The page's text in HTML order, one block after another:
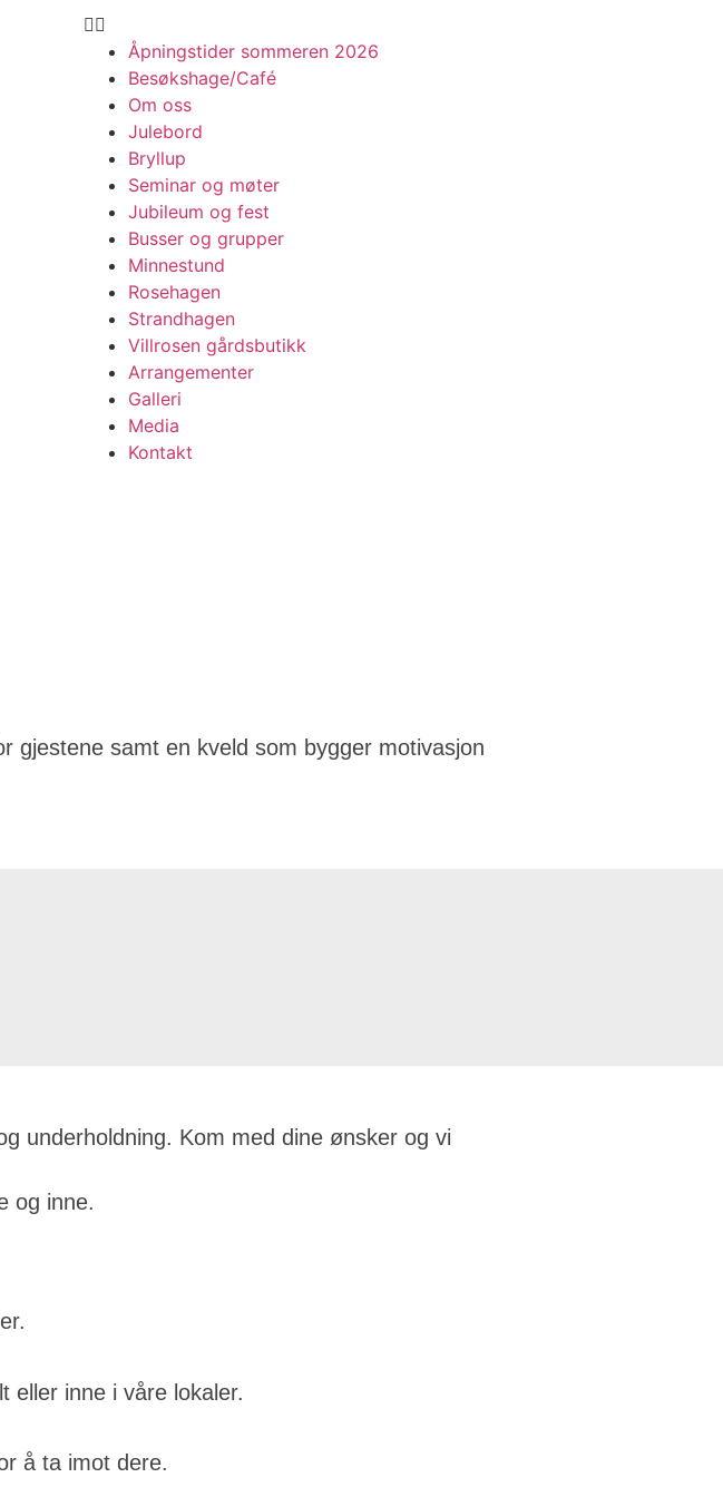
Åpningstider sommeren 2026
Besøkshage/Café
Om oss
Julebord
Bryllup
Seminar og møter
Jubileum og fest
Busser og grupper
Minnestund
Rosehagen
Strandhagen
Villrosen gårdsbutikk
Arrangementer
Galleri
Media
Kontakt
gjestene samt en kveld som bygger motivasjon
underholdning. Kom med dine ønsker og vi
og inne.
eller inne i våre lokaler.
å ta imot dere.